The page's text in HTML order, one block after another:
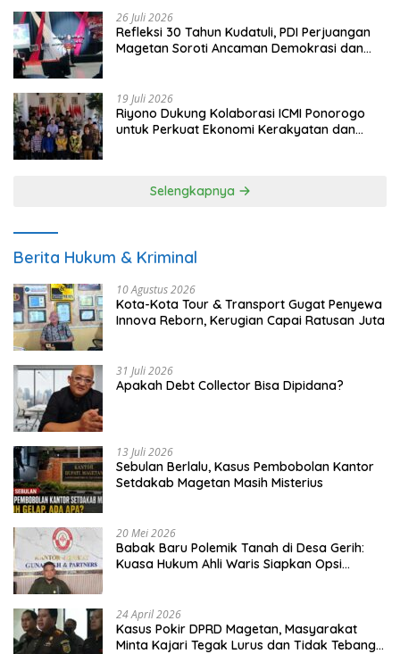
26 Juli 2026
Refleksi 30 Tahun Kudatuli, PDI Perjuangan
Magetan Soroti Ancaman Demokrasi dan
19 Juli 2026
Riyono Dukung Kolaborasi ICMI Ponorogo
untuk Perkuat Ekonomi Kerakyatan dan
Selengkapnya
Berita Hukum & Kriminal
10 Agustus 2026
Kota-Kota Tour & Transport Gugat Penyewa
Innova Reborn, Kerugian Capai Ratusan Juta
31 Juli 2026
Apakah Debt Collector Bisa Dipidana?
13 Juli 2026
Sebulan Berlalu, Kasus Pembobolan Kantor
Setdakab Magetan Masih Misterius
20 Mei 2026
Babak Baru Polemik Tanah di Desa Gerih:
Kuasa Hukum Ahli Waris Siapkan Opsi
24 April 2026
Kasus Pokir DPRD Magetan, Masyarakat
Minta Kajari Tegak Lurus dan Tidak Tebang